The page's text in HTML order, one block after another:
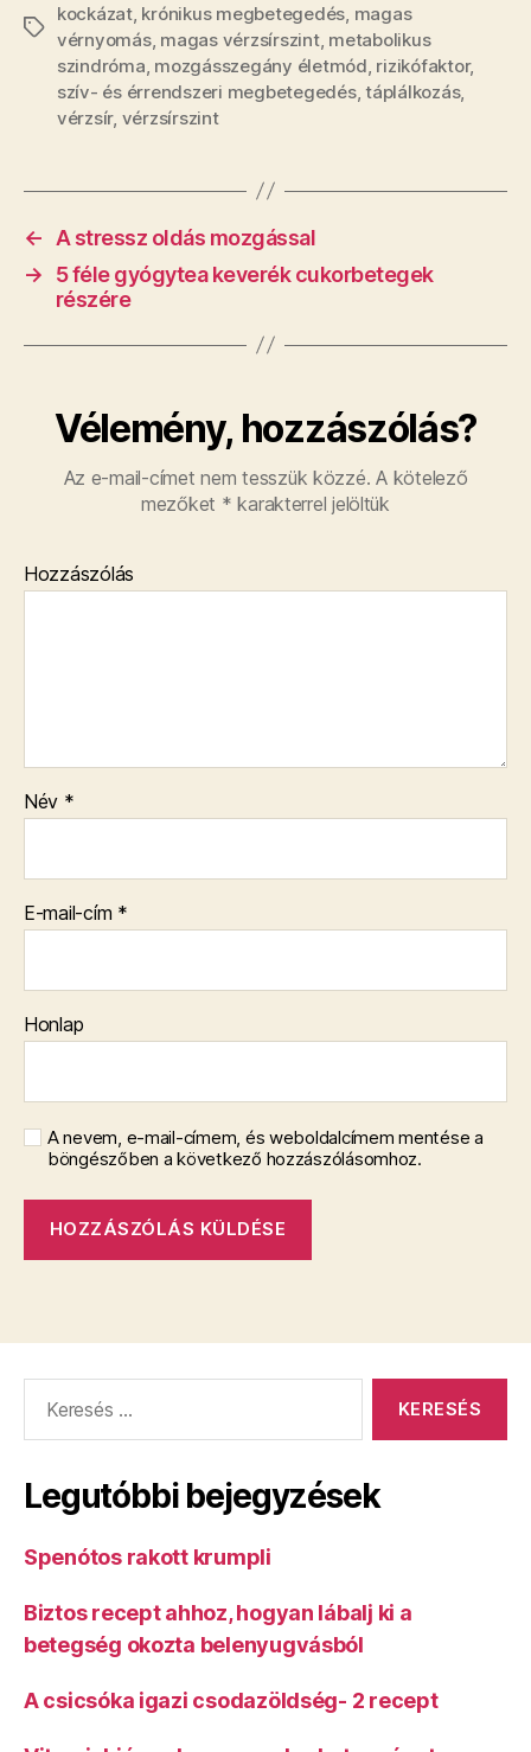
Címkék
kockázat, krónikus megbetegedés, magas
vérnyomás, magas vérzsírszint, metabolikus
szindróma, mozgásszegány életmód, rizikófaktor,
szív- és érrendszeri megbetegedés,táplálkozás,
vérzsír, vérzsírszint
←
A stressz oldás mozgással
→
5 féle gyógytea keverék cukorbetegek
részére
Vélemény, hozzászólás?
Az e-mail-címet nem tesszük közzé. A kötelező
mezőket * karakterrel jelöltük
Hozzászólás
Név *
E-mail-cím *
Honlap
A nevem, e-mail-címem, és weboldalcímem mentése a
böngészőben a következő hozzászólásomhoz.
Legutóbbi bejegyzések
Spenótos rakott krumpli
Biztos recept ahhoz, hogyan lábalj ki a
betegség okozta belenyugvásból
A csicsóka igazi csodazöldség- 2 recept